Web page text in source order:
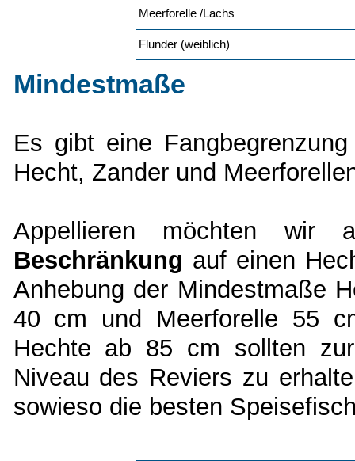
Meerforelle /Lachs
Flunder (weiblich)
Mindestmaße
Es gibt eine
Hecht, Zander und
Appellieren möchten
Beschränkung auf einen
Anhebung der Mindestmaße
40 cm und Meerforelle 55
Hechte ab 85 cm sollten
Niveau des Reviers zu
sowieso die besten